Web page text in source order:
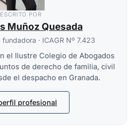
ESCRITO POR
Muñoz Quesada
· ICAGR Nº 7.423
el Ilustre Colegio de Abogados
de derecho de familia, civil
el despacho en Granada.
profesional